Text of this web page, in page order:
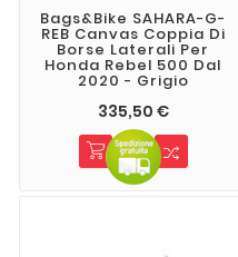
Bags&Bike SAHARA-G-
REB Canvas Coppia Di
Borse Laterali Per
Honda Rebel 500 Dal
2020 - Grigio
335,50 €